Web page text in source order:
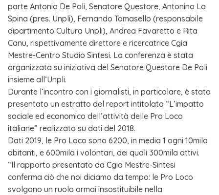
parte Antonio De Poli, Senatore Questore, Antonino La
Spina (pres. Unpli), Fernando Tomasello (responsabile
dipartimento Cultura Unpli), Andrea Favaretto e Rita
Canu, rispettivamente direttore e ricercatrice Cgia
Mestre-Centro Studio Sintesi. La conferenza è stata
organizzata su iniziativa del Senatore Questore De Poli
insieme all’Unpli.
Durante l’incontro con i giornalisti, in particolare, è stato
presentato un estratto del report intitolato “L’impatto
sociale ed economico dell’attività delle Pro Loco
italiane” realizzato su dati del 2018.
Dati 2019, le Pro Loco sono 6200, in media 1 ogni 10mila
abitanti, e 600mila i volontari, dei quali 300mila attivi.
“Il rapporto presentato da Cgia Mestre-Sintesi
conferma ciò che noi diciamo da tempo: le Pro Loco
svolgono un ruolo ormai insostituibile nella